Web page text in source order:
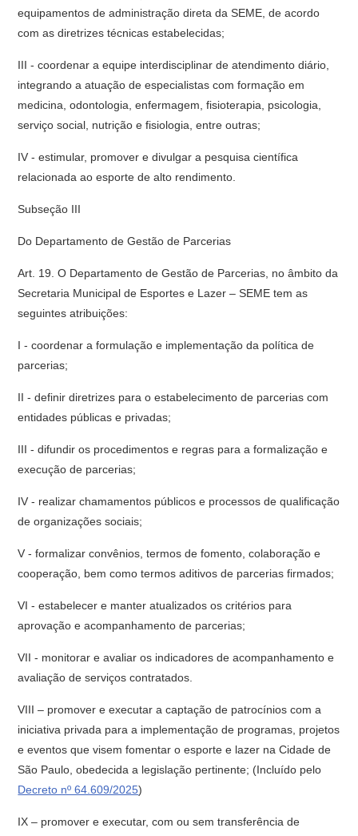
equipamentos de administração direta da SEME, de acordo
com as diretrizes técnicas estabelecidas;
III - coordenar a equipe interdisciplinar de atendimento diário,
integrando a atuação de especialistas com formação em
medicina, odontologia, enfermagem, fisioterapia, psicologia,
serviço social, nutrição e fisiologia, entre outras;
IV - estimular, promover e divulgar a pesquisa científica
relacionada ao esporte de alto rendimento.
Subseção III
Do Departamento de Gestão de Parcerias
Art. 19. O Departamento de Gestão de Parcerias, no âmbito da
Secretaria Municipal de Esportes e Lazer – SEME tem as
seguintes atribuições:
I - coordenar a formulação e implementação da política de
parcerias;
II - definir diretrizes para o estabelecimento de parcerias com
entidades públicas e privadas;
III - difundir os procedimentos e regras para a formalização e
execução de parcerias;
IV - realizar chamamentos públicos e processos de qualificação
de organizações sociais;
V - formalizar convênios, termos de fomento, colaboração e
cooperação, bem como termos aditivos de parcerias firmados;
VI - estabelecer e manter atualizados os critérios para
aprovação e acompanhamento de parcerias;
VII - monitorar e avaliar os indicadores de acompanhamento e
avaliação de serviços contratados.
VIII – promover e executar a captação de patrocínios com a
iniciativa privada para a implementação de programas, projetos
e eventos que visem fomentar o esporte e lazer na Cidade de
São Paulo, obedecida a legislação pertinente; (Incluído pelo
Decreto nº 64.609/2025)
IX – promover e executar, com ou sem transferência de